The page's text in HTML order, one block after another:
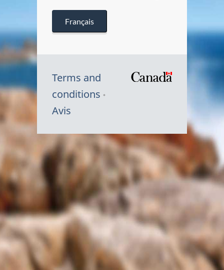
Français
Terms and
conditions
Avis
Symbole
du
Canada